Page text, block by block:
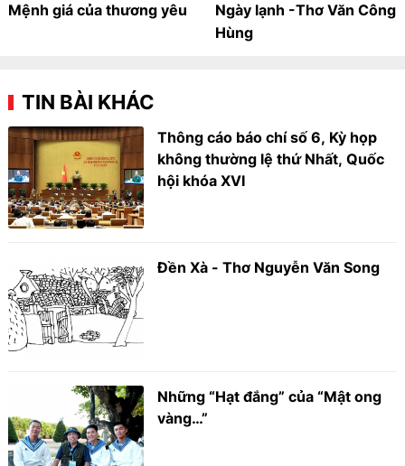
Mệnh giá của thương yêu
Ngày lạnh -Thơ Văn Công
Hùng
TIN BÀI KHÁC
Thông cáo báo chí số 6, Kỳ họp
không thường lệ thứ Nhất, Quốc
hội khóa XVI
Đền Xà - Thơ Nguyễn Văn Song
Những “Hạt đắng” của “Mật ong
vàng…”